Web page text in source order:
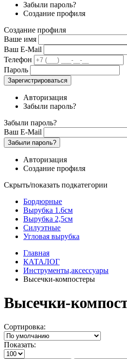
Забыли пароль?
Создание профиля
Создание профиля
Ваше имя
Ваш E-Mail
Телефон
Пароль
Зарегистрироваться
Авторизация
Забыли пароль?
Забыли пароль?
Ваш E-Mail
Забыли пароль?
Авторизация
Создание профиля
Скрыть/показать подкатегории
Бордюрные
Вырубка 1.6см
Вырубка 2,5см
Силуэтные
Угловая вырубка
Главная
КАТАЛОГ
Инструменты,аксессуары
Высечки-компостеры
Высечки-
Сортировка:
Показать: